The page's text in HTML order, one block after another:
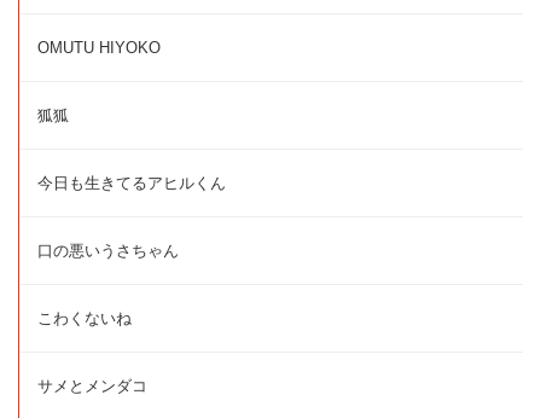
OMUTU HIYOKO
狐狐
今日も生きてるアヒルくん
口の悪いうさちゃん
こわくないね
サメとメンダコ